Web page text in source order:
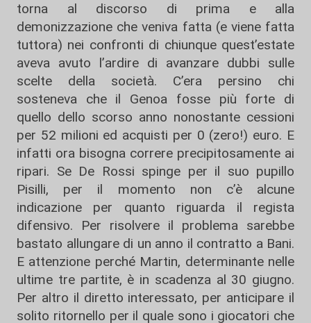
torna al discorso di prima e alla
demonizzazione che veniva fatta (e viene fatta
tuttora) nei confronti di chiunque quest’estate
aveva avuto l’ardire di avanzare dubbi sulle
scelte della società. C’era persino chi
sosteneva che il Genoa fosse più forte di
quello dello scorso anno nonostante cessioni
per 52 milioni ed acquisti per 0 (zero!) euro. E
infatti ora bisogna correre precipitosamente ai
ripari. Se De Rossi spinge per il suo pupillo
Pisilli, per il momento non c’è alcune
indicazione per quanto riguarda il regista
difensivo. Per risolvere il problema sarebbe
bastato allungare di un anno il contratto a Bani.
E attenzione perché Martin, determinante nelle
ultime tre partite, è in scadenza al 30 giugno.
Per altro il diretto interessato, per anticipare il
solito ritornello per il quale sono i giocatori che